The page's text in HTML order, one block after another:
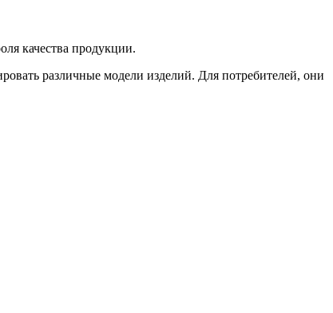
качества продукции.
различные модели изделий. Для потребителей, они